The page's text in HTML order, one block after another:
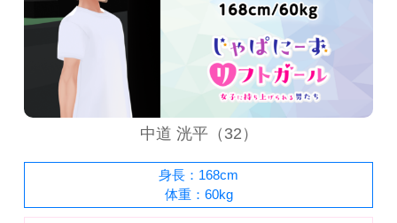
中道 洸平（32）
身長：168cm
体重：60kg